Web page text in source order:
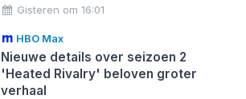
Gisteren om 16:01
HBO Max
Nieuwe details over seizoen 2
'Heated Rivalry' beloven groter
verhaal